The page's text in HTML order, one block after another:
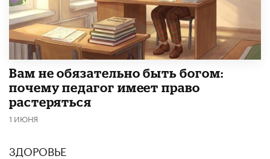
​Вам не обязательно быть богом:
почему педагог имеет право
растеряться
1 ИЮНЯ
ЗДОРОВЬЕ